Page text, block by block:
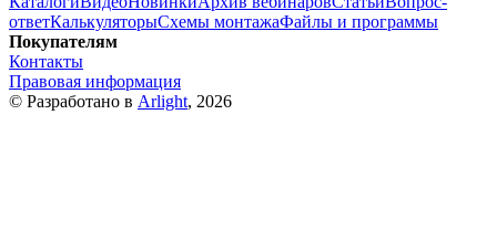
ответКалькуляторыСхемы монтажаФайлы и программы
Покупателям
Контакты
Правовая информация
© Разработано в Arlight, 2026